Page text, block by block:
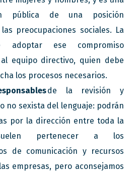
pública de una posición
preocupaciones sociales. La
adoptar ese compromiso
equipo directivo, quien debe
los procesos necesarios.
de la revisión y
no sexista del lenguaje: podrán
por la dirección entre toda la
pertenecer a los
de comunicación y recursos
empresas, pero aconsejamos